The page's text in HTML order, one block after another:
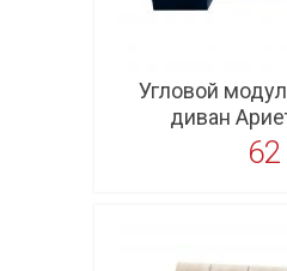
Угловой
диван